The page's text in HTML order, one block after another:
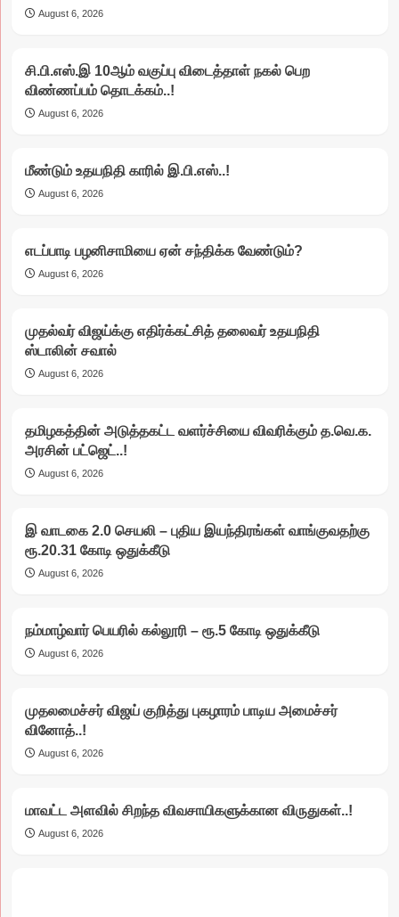
August 6, 2026
சி.பி.எஸ்.இ 10ஆம் வகுப்பு விடைத்தாள் நகல் பெற
விண்ணப்பம் தொடக்கம்..!
August 6, 2026
மீண்டும் உதயநிதி காரில் இ.பி.எஸ்..!
August 6, 2026
எடப்பாடி பழனிசாமியை ஏன் சந்திக்க வேண்டும்?
August 6, 2026
முதல்வர் விஜய்க்கு எதிர்க்கட்சித் தலைவர் உதயநிதி
ஸ்டாலின் சவால்
August 6, 2026
தமிழகத்தின் அடுத்தகட்ட வளர்ச்சியை விவரிக்கும் த.வெ.க.
அரசின் பட்ஜெட்..!
August 6, 2026
இ வாடகை 2.0 செயலி – புதிய இயந்திரங்கள் வாங்குவதற்கு
ரூ.20.31 கோடி ஒதுக்கீடு
August 6, 2026
நம்மாழ்வார் பெயரில் கல்லூரி – ரூ.5 கோடி ஒதுக்கீடு
August 6, 2026
முதலமைச்சர் விஜய் குறித்து புகழாரம் பாடிய அமைச்சர்
வினோத்..!
August 6, 2026
மாவட்ட அளவில் சிறந்த விவசாயிகளுக்கான விருதுகள்..!
August 6, 2026